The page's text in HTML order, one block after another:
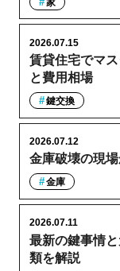
賃貸住宅でマ
と費用相場
2026.07.15
鍵交換
金庫破壊の現
2026.07.12
金庫
最新の鍵事情
類を解説
2026.07.11